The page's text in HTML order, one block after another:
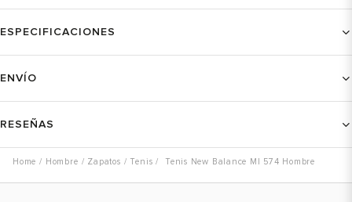
ESPECIFICACIONES
ENVÍO
RESEÑAS
Hombre Zapatos Tenis Tenis New Balance Ml 574 Hombre